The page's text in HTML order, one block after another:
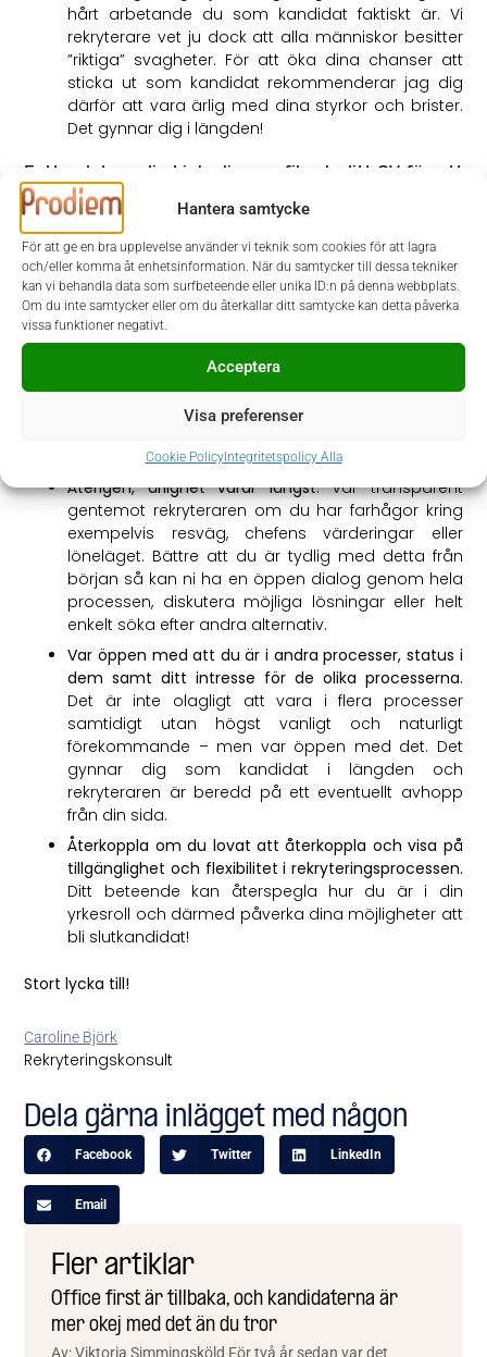
Hantera samtycke
För att ge en bra upplevelse använder vi teknik som cookies för att lagra
och/eller komma åt enhetsinformation. När du samtycker till dessa tekniker
kan vi behandla data som surfbeteende eller unika ID:n på denna webbplats.
Om du inte samtycker eller om du återkallar ditt samtycke kan detta påverka
vissa funktioner negativt.
Acceptera
Visa preferenser
Cookie PolicyIntegritetspolicy Alla
hårt arbetande du som kandidat faktiskt är. Vi
rekryterare vet ju dock att alla människor besitter
”riktiga” svagheter. För att öka dina chanser att
sticka ut som kandidat rekommenderar jag dig
därför att vara ärlig med dina styrkor och brister.
Det gynnar dig i längden!
5. Uppdatera din Linkedin-profil och ditt CV för att
öka möjligheten att bli kontaktad!
Har du personalansvar idag?
något system nyligen eller är du den som är ansvarig
för IFRS-frågor eller projektredovisning i ditt team? Skriv
ut det i ditt cv och på Linkedin! Vi letar ofta efter
kandidater som anger nyckelord i sina profiler och det
ökar därför chansen att du blir kontaktad för rätt
6. Du är ditt eget varumärke – tänk därför på det
Återigen, ärlighet varar längst.Var transparent
gentemot rekryteraren om du har farhågor kring
exempelvis resväg, chefens värderingar eller
löneläget. Bättre att du är tydlig med detta från
början så kan ni ha en öppen dialog genom hela
processen, diskutera möjliga lösningar eller helt
enkelt söka efter andra alternativ.
Var öppen med att du är i andra processer, status i
dem samt ditt intresse för de olika processerna.
Det är inte olagligt att vara i flera processer
samtidigt utan högst vanligt och naturligt
förekommande – men var öppen med det. Det
gynnar dig som kandidat i längden och
rekryteraren är beredd på ett eventuellt avhopp
från din sida.
Återkoppla om du lovat att återkoppla och visa på
tillgänglighet och flexibilitet i rekryteringsprocessen.
Ditt beteende kan återspegla hur du är i din
yrkesroll och därmed påverka dina möjligheter att
bli slutkandidat!
Stort lycka till!
Caroline Björk
Rekryteringskonsult
Dela gärna inlägget med någon
Facebook Twitter LinkedIn
Email
Fler artiklar
Office first är tillbaka, och kandidaterna är
mer okej med det än du tror
Av: Viktoria Simmingsköld För två år sedan var det